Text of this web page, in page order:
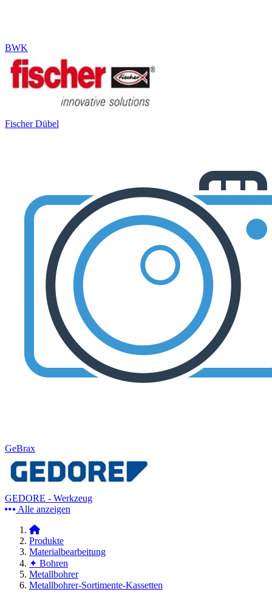
BWK
Fischer Dübel
GeBrax
GEDORE - Werkzeug
Alle anzeigen
Produkte
Materialbearbeitung
✦ Bohren
Metallbohrer
Metallbohrer-Sortimente-Kassetten